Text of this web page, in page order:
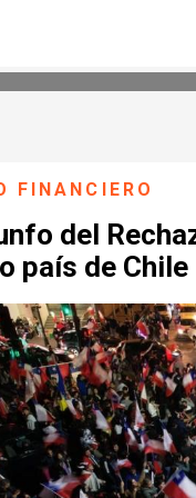
FINANCIERO
del
país de Chile